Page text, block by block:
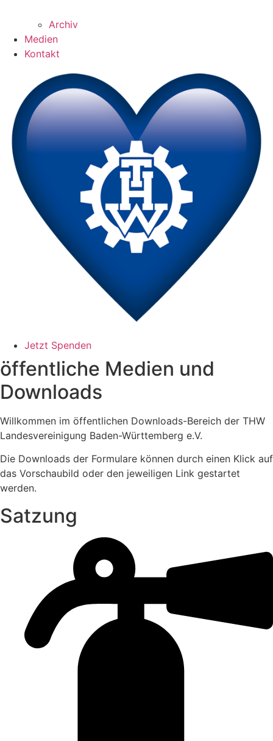
Archiv
Medien
Kontakt
Jetzt Spenden
öffentliche Medien und
Downloads
Willkommen im öffentlichen Downloads-Bereich der THW
Landesvereinigung Baden-Württemberg e.V.
Die Downloads der Formulare können durch einen Klick auf
das Vorschaubild oder den jeweiligen Link gestartet
werden.
Satzung